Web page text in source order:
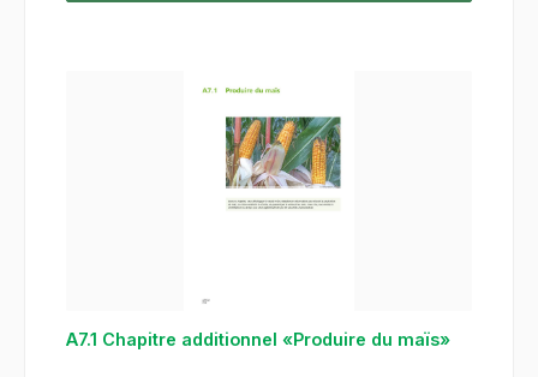
A7.1 Chapitre additionnel «Produire du maïs»